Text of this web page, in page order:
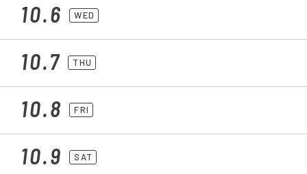
10.6 WED
10.7 THU
10.8 FRI
10.9 SAT